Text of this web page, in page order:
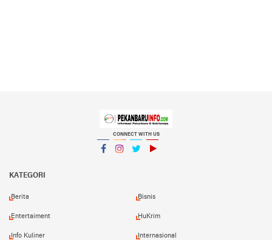
CONNECT WITH US
KATEGORI
Berita Bisnis
Entertaiment HuKrim
Info Kuliner Internasional